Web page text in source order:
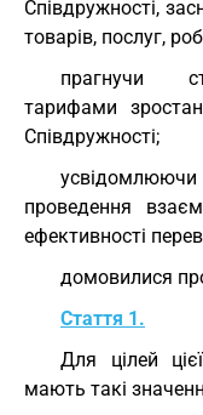
Співдружності,
товарів, послуг,
прагнучи
тарифами
Співдружності;
проведення
ефективності
домовилися
Стаття 1.
Для цілей
мають такі